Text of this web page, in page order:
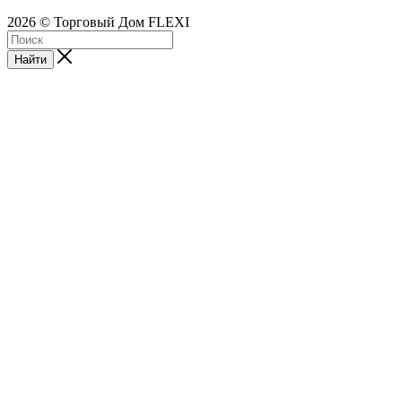
2026 © Торговый Дом FLEXI
Найти